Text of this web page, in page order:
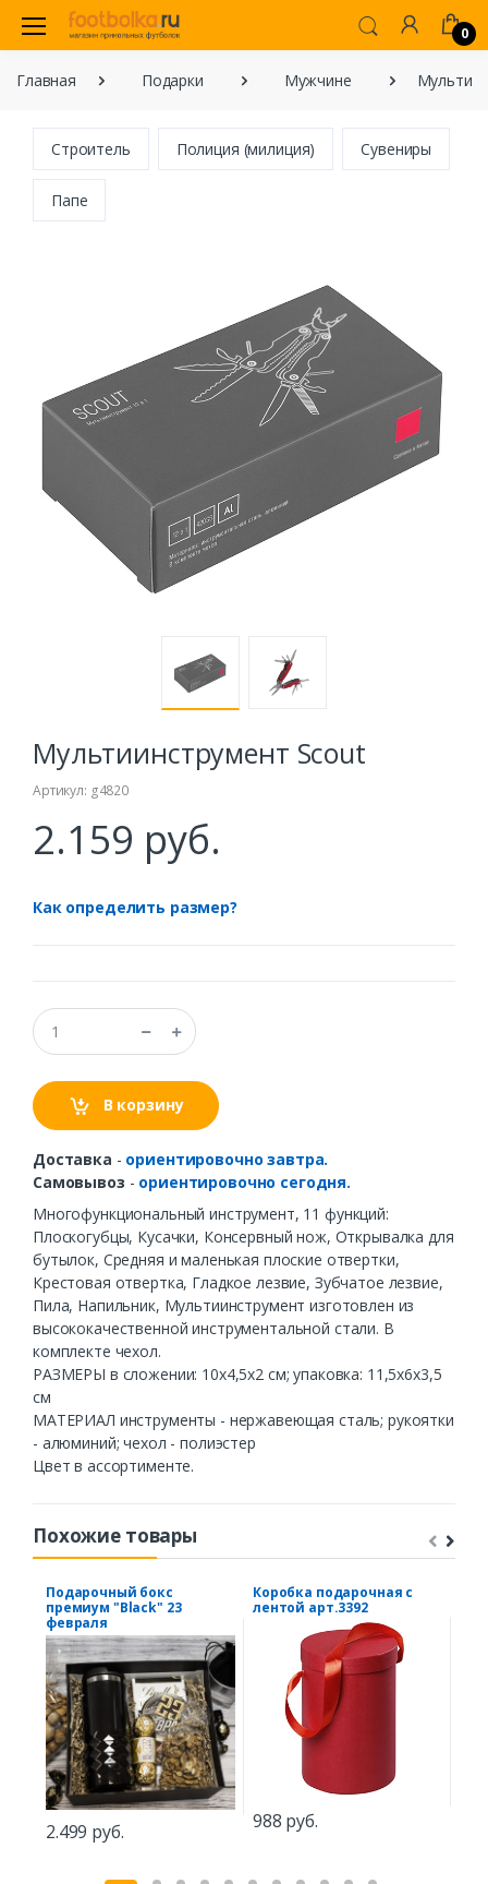
0
Главная Подарки Мужчине
Строитель Полиция (милиция) Сувениры
Папе
Мультиинструмент Scout
Артикул: g4820
2.159 руб.
Как определить размер?
В корзину
Доставка - ориентировочно завтра.
Самовывоз - ориентировочно сегодня.
Многофункциональный инструмент, 11 функций:
Плоскогубцы, Кусачки, Консервный нож, Открывалка для
бутылок, Средняя и маленькая плоские отвертки,
Крестовая отвертка, Гладкое лезвие, Зубчатое лезвие,
Пила, Напильник, Мультиинструмент изготовлен из
высококачественной инструментальной стали. В
комплекте чехол.
РАЗМЕРЫ в сложении: 10х4,5х2 см; упаковка: 11,5х6х3,5
см
МАТЕРИАЛ инструменты - нержавеющая сталь; рукоятки
- алюминий; чехол - полиэстер
Цвет в ассортименте.
Похожие товары
Подарочный бокс
премиум "Black" 23
февраля
2.499 руб.
Коробка подарочная с
лентой арт.3392
988 руб.